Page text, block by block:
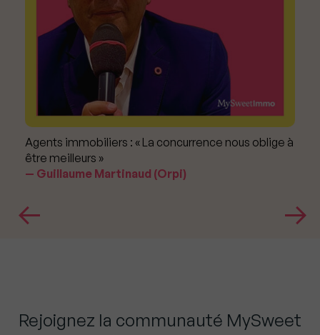
Agents immobiliers : « La concurrence nous oblige à
être meilleurs »
Guillaume Martinaud (Orpi)
Rejoignez la communauté MySweet